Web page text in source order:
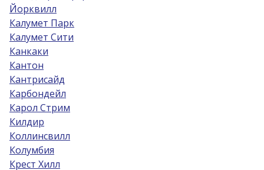
Йорквилл
Калумет Парк
Калумет Сити
Канкаки
Кантон
Кантрисайд
Карбондейл
Карол Стрим
Килдир
Коллинсвилл
Колумбия
Крест Хилл